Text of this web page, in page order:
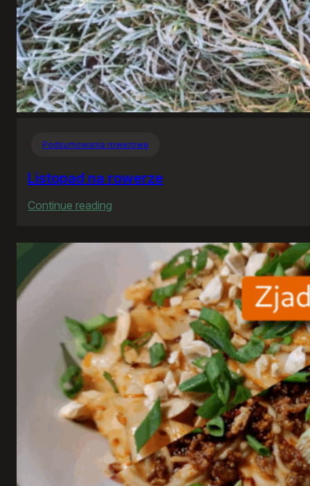
Podsumowania rowerowe
Listopad na rowerze
Continue reading
na
rowerze